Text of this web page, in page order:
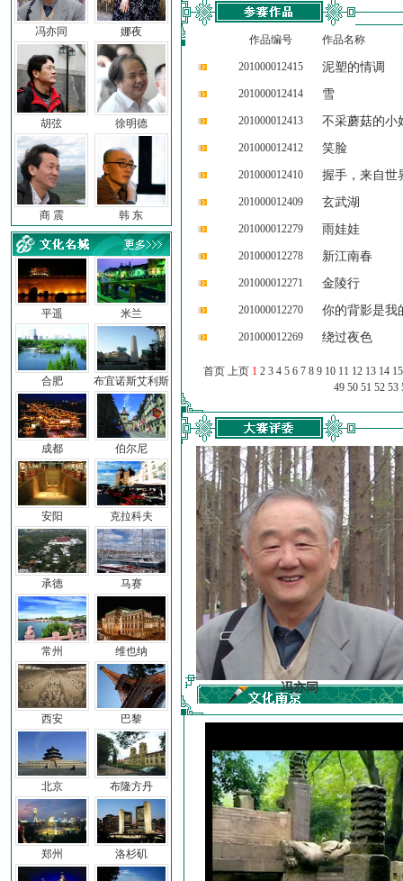
冯亦同 娜夜
胡弦 徐明德
商 震 韩 东
平遥
合肥
成都
安阳
承德
常州
西安
北京
郑州
米兰
布宜诺斯艾利斯
伯尔尼
克拉科夫
马赛
维也纳
巴黎
布隆方丹
洛杉矶
作品编号 作品名称
201000012415 泥塑的情调
201000012414 雪
201000012413 不采蘑菇的小
201000012412 笑脸
201000012410 握手，来自世
201000012409 玄武湖
201000012279 雨娃娃
201000012278 新江南春
201000012271 金陵行
201000012270 你的背影是我
201000012269 绕过夜色
首页 上页 1 2 3 4 5 6 7 8 9 10 11 12 13 14 15
49 50 51 52 53
车前子 冯亦同